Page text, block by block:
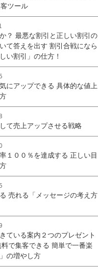
ツール
？ 最悪な割引と正しい割引の
て答えを出す 割引合戦になら
い割引」の仕方！
にアップできる 具体的な値上
て売上アップさせる戦略
１００％を達成する 正しい目
売れる「メッセージの考え方
きている案内２つのプレゼント
で集客できる 簡単で一番楽
の増やし方